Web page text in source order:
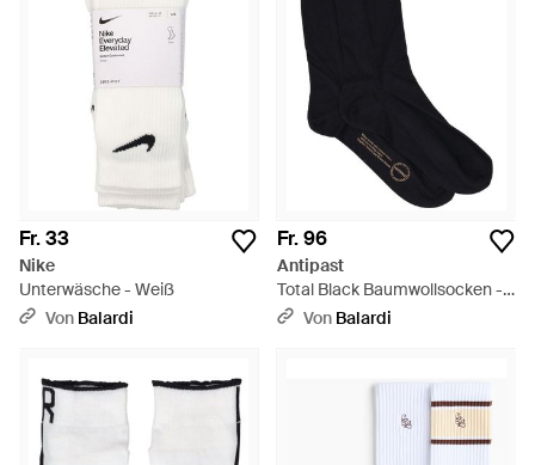
Fr. 33
Nike
Unterwäsche - Weiß
Von Balardi
Fr. 96
Antipast
Total Black Baumwollsocken -
Schwarz
Von Balardi